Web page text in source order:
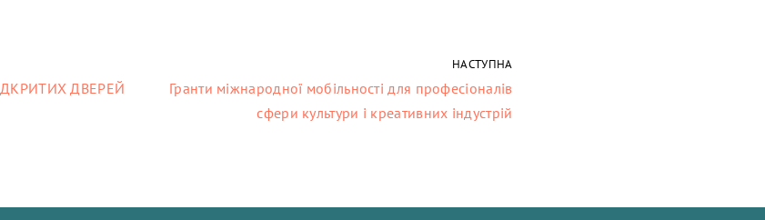
ДВЕРЕЙ
НАСТУПНА
Гранти міжнародної мобільності для професіоналів
сфери культури і креативних індустрій